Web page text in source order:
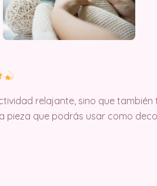
relajante, sino que
pieza que podrás usar como